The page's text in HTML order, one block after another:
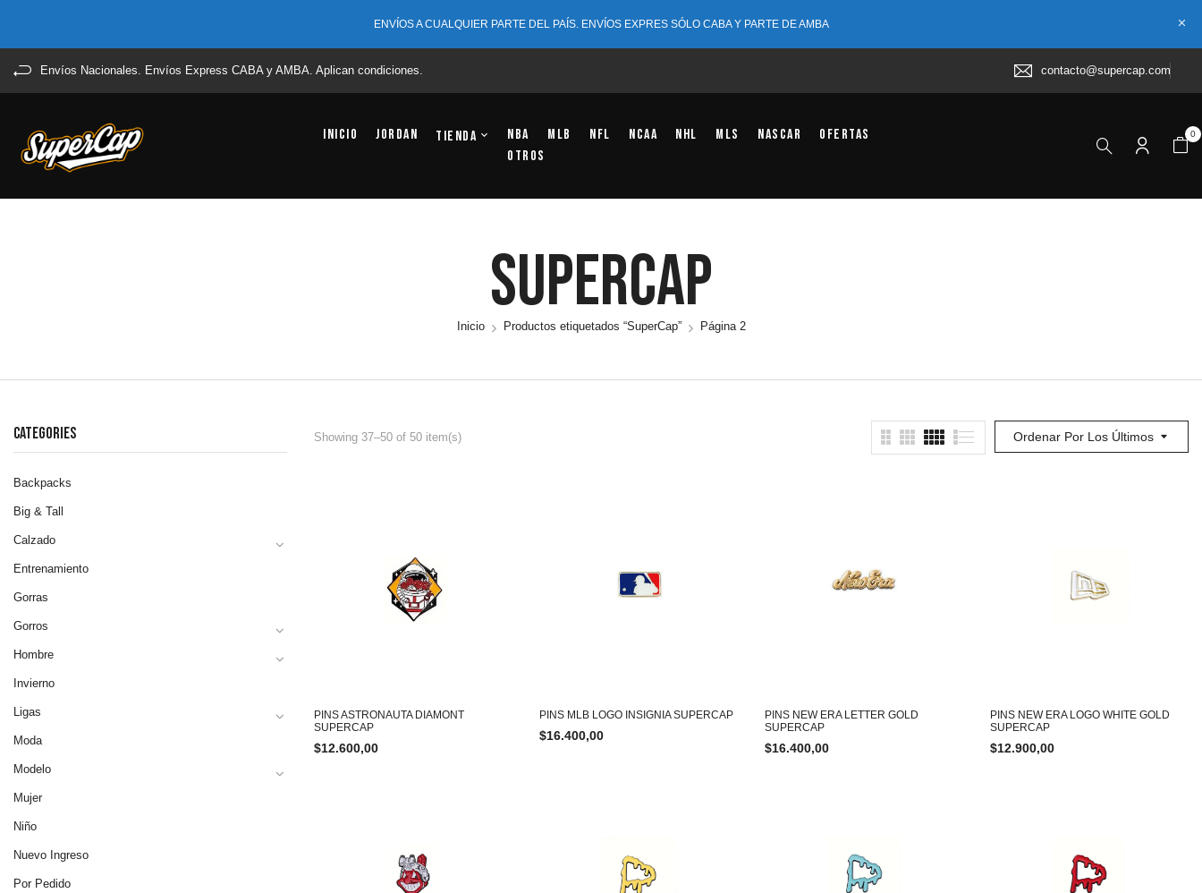
ENVÍOS A CUALQUIER PARTE DEL PAÍS. ENVÍOS EXPRES SÓLO CABA Y PARTE DE AMBA
Envíos Nacionales. Envíos Express CABA y AMBA. Aplican condiciones. contacto@supercap.com
Inicio Jordan Tienda NBA MLB NFL NCAA NHL MLS NASCAR
Ofertas
OTROS
0
SuperCap
Inicio Productos etiquetados “SuperCap” Página 2
CATEGORIES
Backpacks
Big & Tall
Calzado
Entrenamiento
Gorras
Gorros
Hombre
Invierno
Ligas
Moda
Modelo
Mujer
Niño
Nuevo Ingreso
Por Pedido
Ordenar Por Los Últimos
Showing 37–50 of 50 item(s)
PINS ASTRONAUTA DIAMONT
SUPERCAP
$12.600,00
PINS MLB LOGO INSIGNIA SUPERCAP
$16.400,00
PINS NEW ERA LETTER GOLD
SUPERCAP
$16.400,00
PINS NEW ERA LOGO WHITE GOLD
SUPERCAP
$12.900,00